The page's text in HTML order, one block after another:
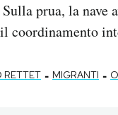
prua, la nave
coordinamento
RETTET - MIGRANTI -